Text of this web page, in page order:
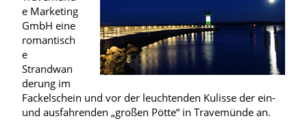
e Marketing
GmbH eine
romantisch
e
Strandwan
derung im
Fackelschein und vor der leuchtenden Kulisse der ein-
und ausfahrenden „großen Pötte“ in Travemünde an.